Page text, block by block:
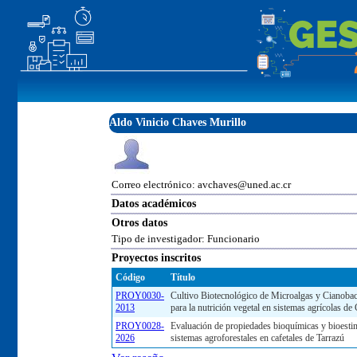
Aldo Vinicio Chaves Murillo
Correo electrónico: avchaves@uned.ac.cr
Datos académicos
Otros datos
Tipo de investigador: Funcionario
Proyectos inscritos
Código
Título
PROY0030-
2013
Cultivo Biotecnológico de Microalgas y
para la nutrición vegetal en sistemas agrícolas de
PROY0028-
2026
Evaluación de propiedades bioquímicas y
sistemas agroforestales en cafetales de Tarrazú